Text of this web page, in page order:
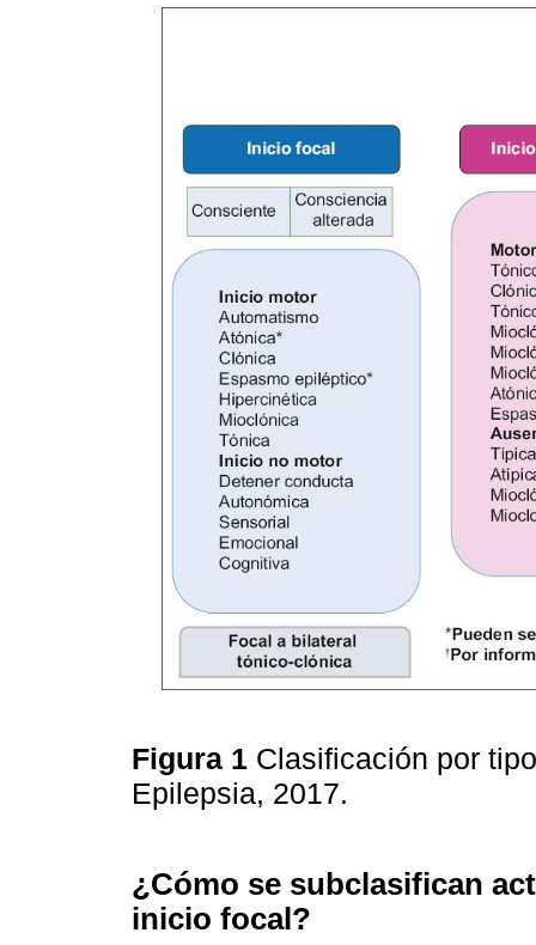
Figura 1 Clasificación por
Epilepsia, 2017.
¿Cómo se subclasifican
inicio focal?